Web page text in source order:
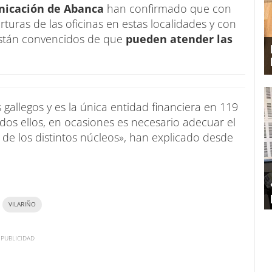
de Abanca han confirmado que con
de las oficinas en estas localidades y con
convencidos de que pueden atender las
y es la única entidad financiera en 119
ellos, en ocasiones es necesario adecuar el
los distintos núcleos», han explicado desde
VILARIÑO